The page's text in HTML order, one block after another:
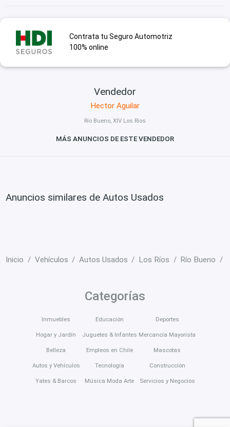
Contrata tu Seguro Automotriz
100% online
Vendedor
Hector Aguilar
Río Bueno, XIV Los Ríos
MÁS ANUNCIOS DE ESTE VENDEDOR
Anuncios similares de Autos Usados
Inicio Vehículos Autos Usados Los Ríos Río Bueno
Categorías
Inmuebles
Hogar y Jardín
Belleza
Autos y Vehículos
Yates & Barcos
Educación
Juguetes & Infantes
Empleos en Chile
Tecnología
Música Moda Arte
Deportes
Mercancía Mayorista
Mascotas
Construcción
Servicios y Negocios